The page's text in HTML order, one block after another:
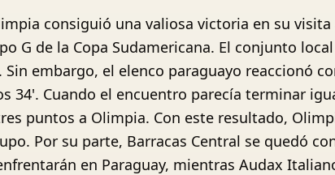
consiguió una valiosa victoria en su
G de la Copa Sudamericana. El conjunto
embargo, el elenco paraguayo reaccionó
34'. Cuando el encuentro parecía terminar
puntos a Olimpia. Con este resultado,
Por su parte, Barracas Central se quedó
en Paraguay, mientras Audax